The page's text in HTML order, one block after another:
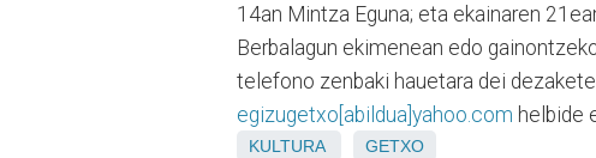
14an Mintza Eguna; eta ekainaren
Berbalagun ekimenean edo
telefono zenbaki hauetara dei
egizugetxo[abildua]yahoo.com helbide
KULTURA GETXO